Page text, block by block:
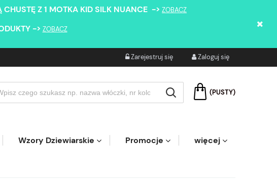
Z 1 MOTKA KID SILK NUANCE -> ZOBACZ
-> ZOBACZ
Zarejestruj się Zaloguj się
(PUSTY)
Wzory Dziewiarskie Promocje więcej